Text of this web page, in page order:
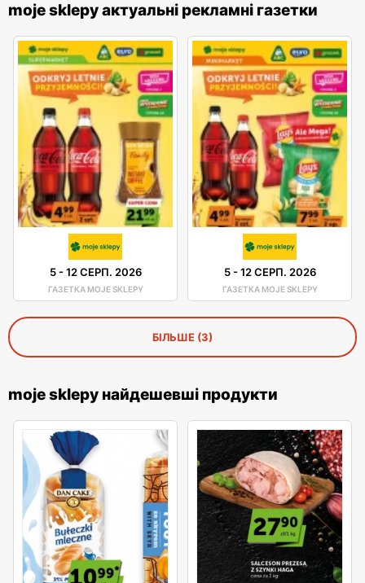
moje sklepy актуальні рекламні газетки
5-12 СЕРП. 2026
ГАЗЕТКА MOJE SKLEPY
5-12 СЕРП. 2026
ГАЗЕТКА MOJE SKLEPY
БІЛЬШЕ (3)
moje sklepy найдешевші продукти